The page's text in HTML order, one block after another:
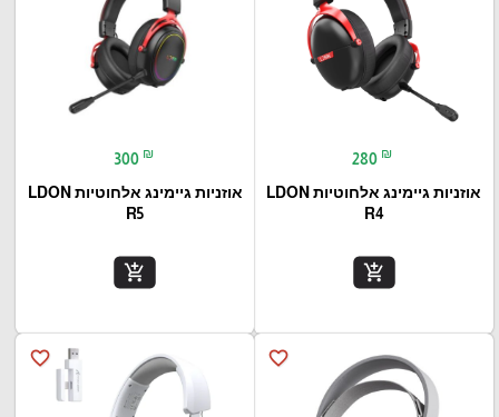
280 ₪
אוזניות גיימינג אלחוטיות LDON
R4
add_shopping_cart
300 ₪
אוזניות גיימינג אלחוטיות LDON
R5
add_shopping_cart
favorite_border
favorite_border